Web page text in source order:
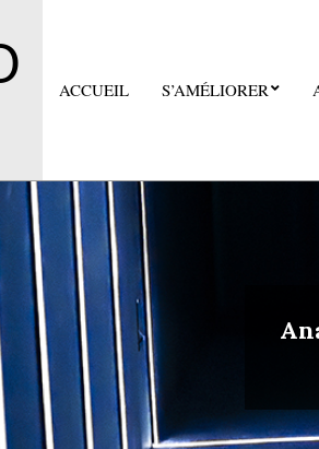
ACCUEIL S’AMÉLIORER